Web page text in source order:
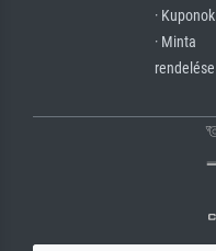
· Kuponok
· Minta
rendelése